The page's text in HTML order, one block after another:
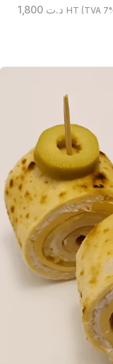
د.ت 1,800 HT (TVA